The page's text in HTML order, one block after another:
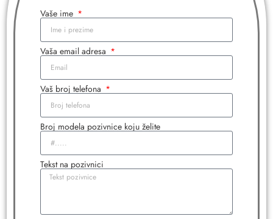
Vaše ime
Vaša email adresa
Vaš broj telefona
Broj modela pozivnice koju želite
Tekst na pozivnici